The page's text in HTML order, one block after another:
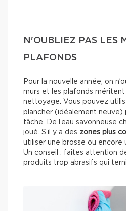
N'OUBLIEZ PAS LES
PLAFONDS
Pour la nouvelle année, on
murs et les plafonds méritent
nettoyage. Vous pouvez
plancher (idéalement
tâche. De l’eau savonneuse
joué. S’il y a des zones plus
utiliser une brosse ou encore
Un conseil : faites attention
produits trop abrasifs qui